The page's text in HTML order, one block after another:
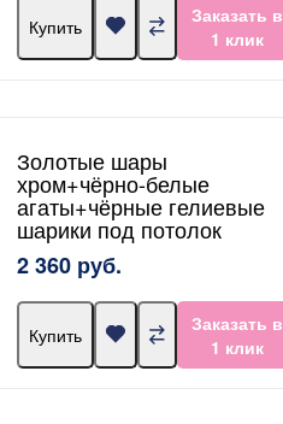
Купить
Заказать в
1 клик
Золотые шары
хром+чёрно-белые
агаты+чёрные гелиевые
шарики под потолок
2 360 руб.
Купить
Заказать в
1 клик